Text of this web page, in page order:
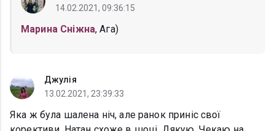
14.02.2021, 09:36:15
Марина Сніжна, Ага)
Джулія
13.02.2021, 23:39:33
Яка ж була шалена ніч, але ранок приніс свої